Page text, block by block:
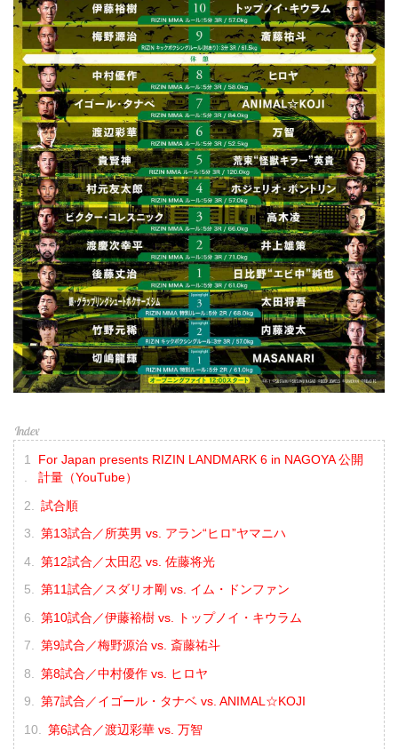
For Japan presents RIZIN LANDMARK 6 in NAGOYA 公開
計量（YouTube）
試合順
第13試合／所英男 vs. アラン“ヒロ”ヤマニハ
第12試合／太田忍 vs. 佐藤将光
第11試合／スダリオ剛 vs. イム・ドンファン
第10試合／伊藤裕樹 vs. トップノイ・キウラム
第9試合／梅野源治 vs. 斎藤祐斗
第8試合／中村優作 vs. ヒロヤ
第7試合／イゴール・タナベ vs. ANIMAL☆KOJI
第6試合／渡辺彩華 vs. 万智